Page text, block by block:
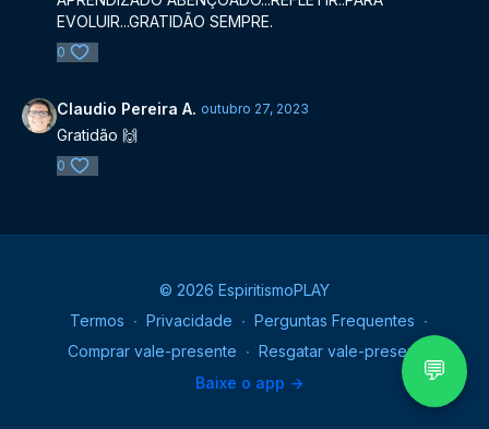
💬
EVOLUIR...GRATIDÃO SEMPRE.
0
Claudio Pereira A. outubro 27, 2023
Gratidão 🙌
0
© 2026 EspiritismoPLAY
Termos ∙ Privacidade ∙ Perguntas Frequentes ∙
Comprar vale-presente ∙ Resgatar vale-presente
Baixe o app ->